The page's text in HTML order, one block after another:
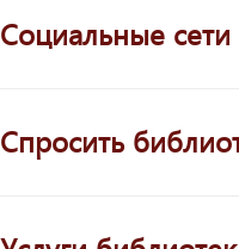
Социальные
Спросить